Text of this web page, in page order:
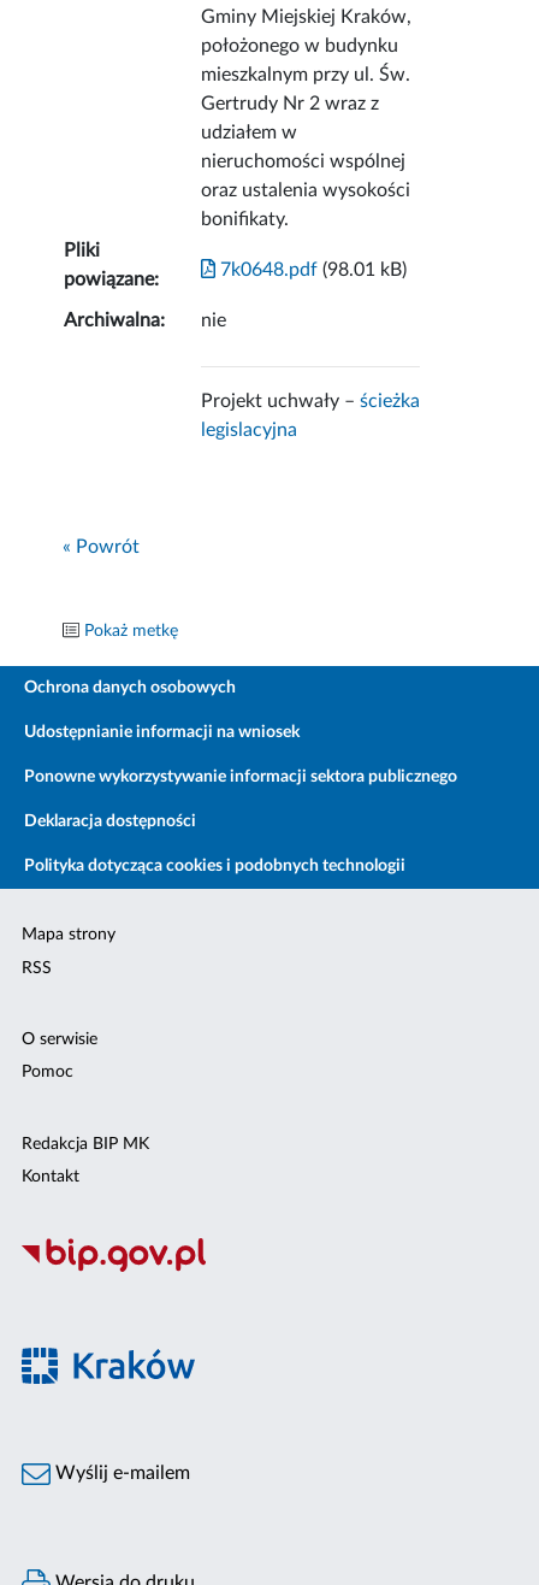
Gminy Miejskiej Kraków,
położonego w budynku
mieszkalnym przy ul. Św.
Gertrudy Nr 2 wraz z
udziałem w
nieruchomości wspólnej
oraz ustalenia wysokości
bonifikaty.
Pliki
powiązane:
7k0648.pdf (98.01 kB)
Archiwalna: nie
Projekt uchwały –ścieżka
legislacyjna
« Powrót
Pokaż metkę
Ochrona danych osobowych
Udostępnianie informacji na wniosek
Ponowne wykorzystywanie informacji sektora publicznego
Deklaracja dostępności
Polityka dotycząca cookies i podobnych technologii
Mapa strony
RSS
O serwisie
Pomoc
Redakcja BIP MK
Kontakt
Wyślij e-mailem